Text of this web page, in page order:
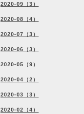
2020-09（3）
2020-08（4）
2020-07（3）
2020-06（3）
2020-05（9）
2020-04（2）
2020-03（3）
2020-02（4）